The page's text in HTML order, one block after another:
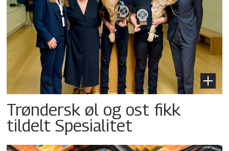
Trøndersk øl og ost fikk
tildelt Spesialitet